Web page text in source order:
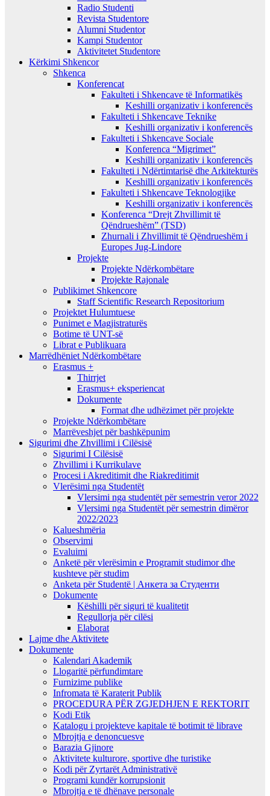
Radio Studenti
Revista Studentore
Alumni Studentor
Kampi Studentor
Aktivitetet Studentore
Kërkimi Shkencor
Shkenca
Konferencat
Fakulteti i Shkencave të Informatikës
Keshilli organizativ i konferencës
Fakulteti i Shkencave Teknike
Keshilli organizativ i konferencës
Fakulteti i Shkencave Sociale
Konferenca “Migrimet”
Keshilli organizativ i konferencës
Fakulteti i Ndërtimtarisë dhe Arkitekturës
Keshilli organizativ i konferencës
Fakulteti i Shkencave Teknologjike
Keshilli organizativ i konferencës
Konferenca “Drejt Zhvillimit të
Qëndrueshëm” (TSD)
Zhurnali i Zhvillimit të Qëndrueshëm i
Europes Jug-Lindore
Projekte
Projekte Ndërkombëtare
Projekte Rajonale
Publikimet Shkencore
Staff Scientific Research Repositorium
Projektet Hulumtuese
Punimet e Magjistraturës
Botime të UNT-së
Librat e Publikuara
Marrëdhëniet Ndërkombëtare
Erasmus +
Thirrjet
Erasmus+ eksperiencat
Dokumente
Format dhe udhëzimet për projekte
Projekte Ndërkombëtare
Marrëveshjet për bashkëpunim
Sigurimi dhe Zhvillimi i Cilësisë
Sigurimi I Cilësisë
Zhvillimi i Kurrikulave
Procesi i Akreditimit dhe Riakreditimit
Vlerësimi nga Studentët
Vlersimi nga studentët për semestrin veror 2022
Vlersimi nga Studentët për semestrin dimëror
2022/2023
Kalueshmëria
Observimi
Evaluimi
Anketë për vlerësimin e Programit studimor dhe
kushteve për studim
Anketa për Studentë | Анкета за Студенти
Dokumente
Këshilli për siguri të kualitetit
Regullorja për cilësi
Elaborat
Lajme dhe Aktivitete
Dokumente
Kalendari Akademik
Llogaritë përfundimtare
Furnizime publike
Infromata të Karaterit Publik
PROCEDURA PËR ZGJEDHJEN E REKTORIT
Kodi Etik
Katalogu i projekteve kapitale të botimit të librave
Mbrojtja e denoncuesve
Barazia Gjinore
Aktivitete kulturore, sportive dhe turistike
Kodi për Zyrtarët Administrativë
Programi kundër korrupsionit
Mbrojtja e të dhënave personale